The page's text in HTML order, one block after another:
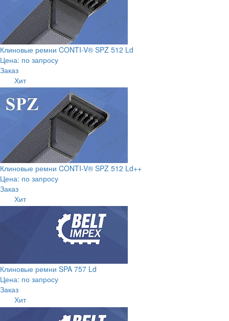
Клиновые ремни CONTI-V® SPZ 512 Ld
Цена: по запросу
Заказ
Хит
Клиновые ремни CONTI-V® SPZ 512 Ld++
Цена: по запросу
Заказ
Хит
Клиновые ремни SPA 757 Ld
Цена: по запросу
Заказ
Хит